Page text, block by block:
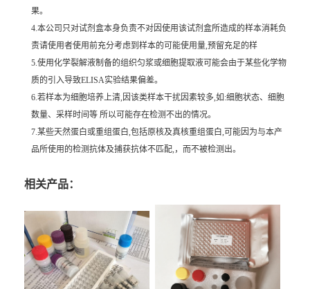
果。
4.本公司只对试剂盒本身负责不对因使用该试剂盒所造成的样本消耗负
责请使用者使用前充分考虑到样本的可能使用量,预留充足的样
5.使用化学裂解液制备的组织匀浆或细胞提取液可能会由于某些化学物
质的引入导致ELISA实验结果偏差。
6.若样本为细胞培养上清,因该类样本干扰因素较多,如:细胞状态、细胞
数量、采样时间等 所以可能存在检测不出的情况。
7.某些天然蛋白或重组蛋白,包括原核及真核重组蛋白,可能因为与本产
品所使用的检测抗体及捕获抗体不匹配,，而不被检测出。
相关产品：